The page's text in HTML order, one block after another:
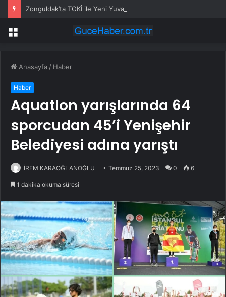
Zonguldak’ta TOKİ ile Yeni Yuvalar
Menü
Anasayfa / Haber
Haber
Aquatlon yarışlarında 64
sporcudan 45’i Yenişehir
Belediyesi adına yarıştı
İREM KARAOĞLANOĞLU Temmuz 25, 2023 0 6
1 dakika okuma süresi